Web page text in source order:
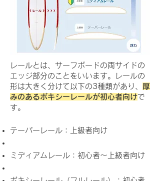
レールとは、サーフボードの両サイドの
エッジ部分のことをいいます。レールの
形は大きく分けて以下の3種類があり、 厚
みのあるボキシーレールが初心者向けで
す。
テーパーレール：上級者向け
ミディアムレール：初心者～上級者向け